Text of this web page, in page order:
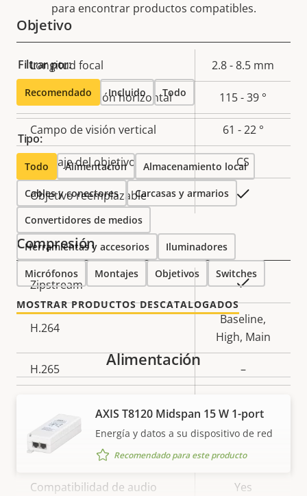
Objetivo
Descripción
de
propiedad
la
propiedad
Longitud focal 2.8 - 8.5 mm
Campo de visión horizontal 115 - 39 °
Campo de visión vertical 61 - 22 °
Montaje del objetivo CS
Objetivo reemplazable
Compresión
Descripción
de
propiedad
Valor de
la
propiedad
Zipstream Sí
H.264
Baseline,
High, Main
H.265 –
Audio
Descripción
Valor de
Compatibilidad de audio Yes
para encontrar productos compatibles.
Filtrar por:
Recomendado Incluido Todo
Tipo:
Todo Alimentación Almacenamiento local
Cables y conectores Carcasas y armarios
Convertidores de medios
Herramientas y accesorios Iluminadores
Micrófonos Montajes Objetivos Switches
MOSTRAR PRODUCTOS DESCATALOGADOS
Alimentación
AXIS T8120 Midspan 15 W 1-port
Energía y datos a su dispositivo de red
Recomendado para este producto